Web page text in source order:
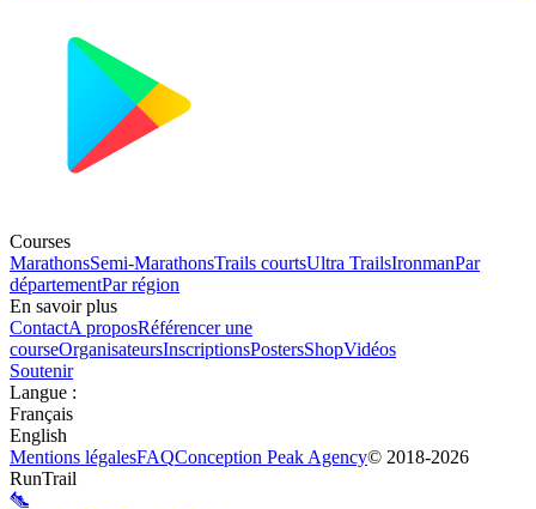
Courses
MarathonsSemi-MarathonsTrails courtsUltra TrailsIronmanPar
départementPar région
En savoir plus
ContactA proposRéférencer une
courseOrganisateursInscriptionsPostersShopVidéos
Soutenir
Langue :
Français
English
Mentions légalesFAQConception Peak Agency© 2018-2026
RunTrail